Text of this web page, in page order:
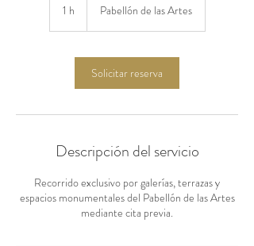
1 h Pabellón de las Artes
Solicitar reserva
Descripción del servicio
Recorrido exclusivo por galerías, terrazas y
espacios monumentales del Pabellón de las Artes
mediante cita previa.